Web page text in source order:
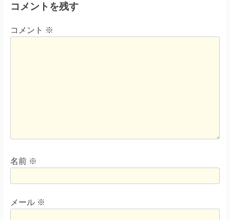
コメントを残す
コメント ※
名前 ※
メール ※